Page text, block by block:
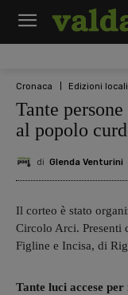
Cronaca Edizioni locali
Tante
al popolo
di Glenda Venturini
Il corteo è stato
Circolo Arci. Presenti
Figline e Incisa, di
Tante luci accese